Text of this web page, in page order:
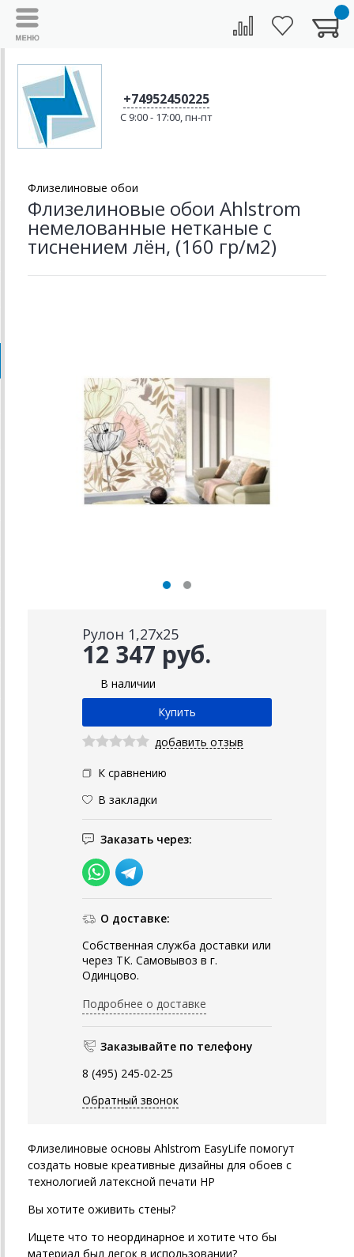
+74952450225
C 9:00 - 17:00, пн-пт
Флизелиновые обои
Флизелиновые обои Ahlstrom
немелованные нетканые с
тиснением лён, (160 гр/м2)
Рулон 1,27х25
12 347 руб.
В наличии
добавить отзыв
К сравнению
В закладки
Заказать через:
О доставке:
Собственная служба доставки или
через ТК. Самовывоз в г.
Одинцово.
Подробнее о доставке
Заказывайте по телефону
8 (495) 245-02-25
Обратный звонок
Флизелиновые основы Ahlstrom EasyLife помогут
создать новые креативные дизайны для обоев с
технологией латексной печати HP
Вы хотите оживить стены?
Ищете что то неординарное и хотите что бы
материал был легок в использовании?